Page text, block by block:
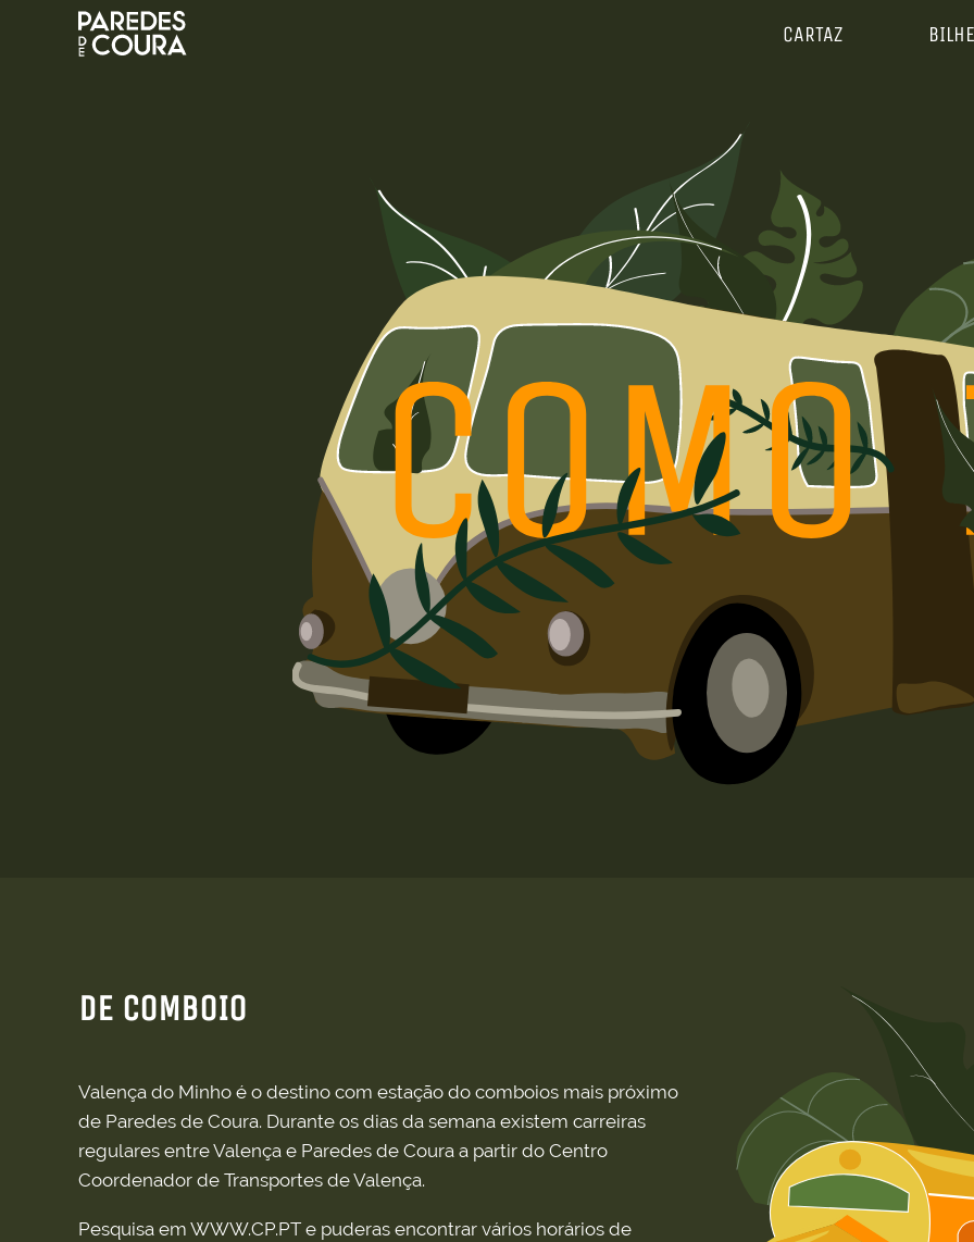
CARTAZ
DE COMBOIO
Valença do Minho é o destino com estação do comboios mais próximo
de Paredes de Coura. Durante os dias da semana existem carreiras
regulares entre Valença e Paredes de Coura a partir do Centro
Coordenador de Transportes de Valença.
Pesquisa em WWW.CP.PT e puderas encontrar vários horários de